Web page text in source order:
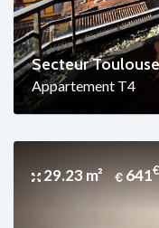
Secteur Toulouse
Appartement T4
29.23 m² 641